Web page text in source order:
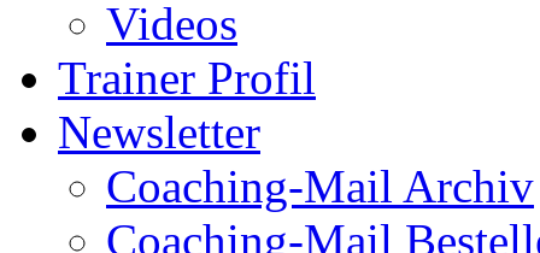
Videos
Trainer Profil
Newsletter
Coaching-Mail Archiv
Coaching-Mail